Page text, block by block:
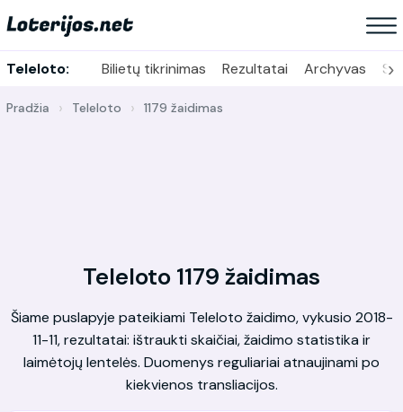
Teleloto: Bilietų tikrinimas Rezultatai Archyvas ›
Pradžia Teleloto 1179 žaidimas
Teleloto 1179 žaidimas
Šiame puslapyje pateikiami Teleloto žaidimo, vykusio 2018-
11-11, rezultatai: ištraukti skaičiai, žaidimo statistika ir
laimėtojų lentelės. Duomenys reguliariai atnaujinami po
kiekvienos transliacijos.